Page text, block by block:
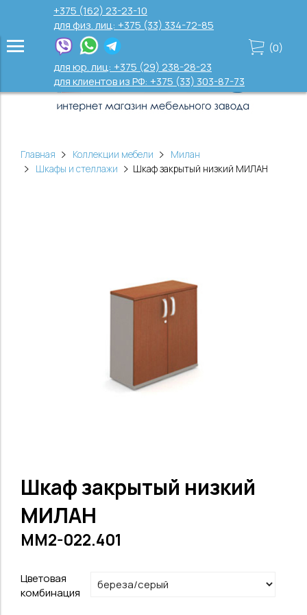
+375 (162) 23-23-10
для физ. лиц: +375 (33) 334-72-85
для юр. лиц: +375 (29) 238-28-23
для клиентов из РФ: +375 (33) 303-87-73
(0)
Главная Коллекции мебели
Милан
Шкафы и стеллажи
Шкаф закрытый низкий МИЛАН
Шкаф закрытый низкий
МИЛАН
MM2-022.401
Цветовая
комбинация